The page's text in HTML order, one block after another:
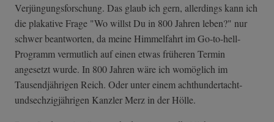
Verjüngungsforschung. Das glaub ich gern, allerdings kann ich
die plakative Frage "Wo willst Du in 800 Jahren leben?" nur
schwer beantworten, da meine Himmelfahrt im Go-to-hell-
Programm vermutlich auf einen etwas früheren Termin
angesetzt wurde. In 800 Jahren wäre ich womöglich im
Tausendjährigen Reich. Oder unter einem achthundertacht­
undsechzigjähri­gen Kanzler Merz in der Hölle.